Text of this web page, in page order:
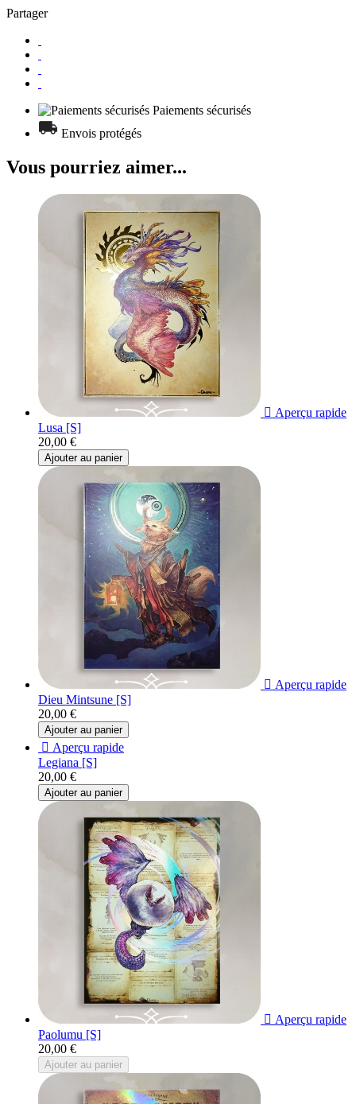
Partager
Paiements sécurisés
Envois protégés
Vous pourriez aimer...
 Aperçu rapide
Lusa [S]
20,00 €
Ajouter au panier
 Aperçu rapide
Dieu Mintsune [S]
20,00 €
Ajouter au panier
 Aperçu rapide
Legiana [S]
20,00 €
Ajouter au panier
 Aperçu rapide
Paolumu [S]
20,00 €
Ajouter au panier